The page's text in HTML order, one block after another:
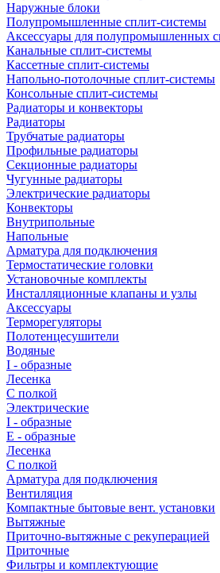
Наружные блоки
Полупромышленные сплит-системы
Аксессуары для полупромышленных
Канальные сплит-системы
Кассетные сплит-системы
Напольно-потолочные сплит-системы
Консольные сплит-системы
Радиаторы и конвекторы
Радиаторы
Трубчатые радиаторы
Профильные радиаторы
Секционные радиаторы
Чугунные радиаторы
Электрические радиаторы
Конвекторы
Внутрипольные
Напольные
Арматура для подключения
Термостатические головки
Установочные комплекты
Инсталляционные клапаны и узлы
Аксессуары
Терморегуляторы
Полотенцесушители
Водяные
I - образные
Лесенка
С полкой
Электрические
I - образные
E - образные
Лесенка
С полкой
Арматура для подключения
Вентиляция
Компактные бытовые вент. установки
Вытяжные
Приточно-вытяжные с рекуперацией
Приточные
Фильтры и комплектующие